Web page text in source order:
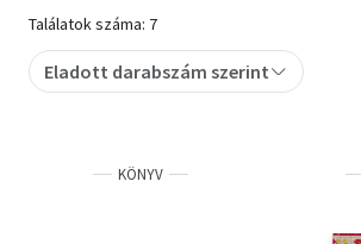
Művészet
Szakkönyv
Tankönyv, segédkönyv
Találatok száma: 7
Eladott darabszám szerint
KÖNYV